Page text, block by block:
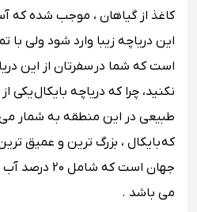
کاغذ از گیاهان ، موجب شده که
این دریاچه زیبا وارد شود ولی
است که شما در سفرتان از این
نکنید، چرا که دریاچه بایکال
طبیعی در این منطقه به شمار
که بایکال ، بزرگ ترین و عمیق
جهان است که
می باشد .